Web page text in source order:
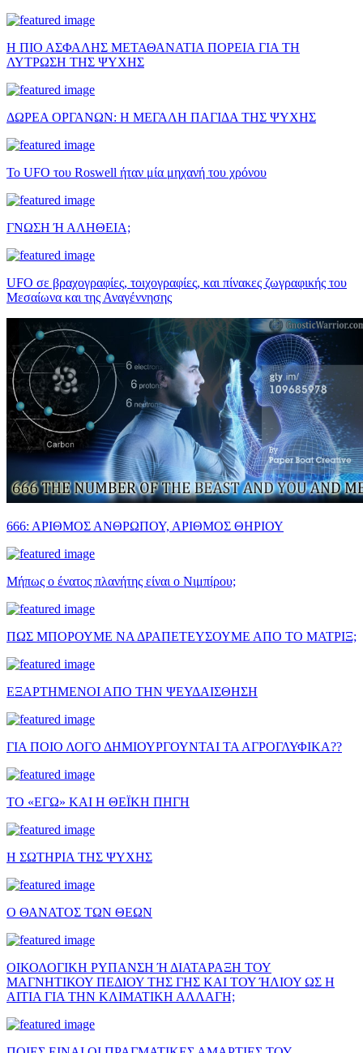
Η ΠΙΟ ΑΣΦΑΛΗΣ ΜΕΤΑΘΑΝΑΤΙΑ ΠΟΡΕΙΑ ΓΙΑ ΤΗ
ΛΥΤΡΩΣΗ ΤΗΣ ΨΥΧΗΣ
ΔΩΡΕΑ ΟΡΓΑΝΩΝ: Η ΜΕΓΑΛΗ ΠΑΓΙΔΑ ΤΗΣ ΨΥΧΗΣ
Το UFO του Roswell ήταν μία μηχανή του χρόνου
ΓΝΩΣΗ Ή ΑΛΗΘΕΙΑ;
UFO σε βραχογραφίες, τοιχογραφίες, και πίνακες ζωγραφικής του
Μεσαίωνα και της Αναγέννησης
666: ΑΡΙΘΜΟΣ ΑΝΘΡΩΠΟΥ, ΑΡΙΘΜΟΣ ΘΗΡΙΟΥ
Μήπως ο ένατος πλανήτης είναι ο Νιμπίρου;
ΠΩΣ ΜΠΟΡΟΥΜΕ ΝΑ ΔΡΑΠΕΤΕΥΣΟΥΜΕ ΑΠΟ ΤΟ ΜΑΤΡΙΞ;
ΕΞΑΡΤΗΜΕΝΟΙ ΑΠΟ ΤΗΝ ΨΕΥΔΑΙΣΘΗΣΗ
ΓΙΑ ΠΟΙΟ ΛΟΓΟ ΔΗΜΙΟΥΡΓΟΥΝΤΑΙ ΤΑ ΑΓΡΟΓΛΥΦΙΚΑ??
ΤΟ «ΕΓΩ» ΚΑΙ Η ΘΕΪΚΗ ΠΗΓΗ
Η ΣΩΤΗΡΙΑ ΤΗΣ ΨΥΧΗΣ
Ο ΘΑΝΑΤΟΣ ΤΩΝ ΘΕΩΝ
ΟΙΚΟΛΟΓΙΚΗ ΡΥΠΑΝΣΗ Ή ΔΙΑΤΑΡΑΞΗ ΤΟΥ
ΜΑΓΝΗΤΙΚΟΥ ΠΕΔΙΟΥ ΤΗΣ ΓΗΣ ΚΑΙ ΤΟΥ ΉΛΙΟΥ ΩΣ Η
ΑΙΤΙΑ ΓΙΑ ΤΗΝ ΚΛΙΜΑΤΙΚΗ ΑΛΛΑΓΗ;